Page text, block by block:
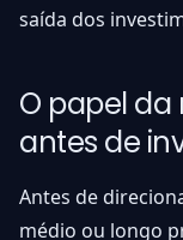
saída dos
O papel
antes de
Antes de
médio ou longo